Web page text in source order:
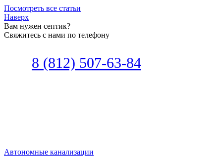
Посмотреть все статьи
Наверх
Вам нужен септик?
Свяжитесь с нами по телефону
8 (812) 507-63-84
Автономные канализации